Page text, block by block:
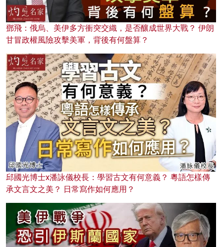
鄧飛：俄烏、美伊多方衝突交織，是否釀成世界大戰？ 伊朗
甘冒政權風險攻擊美軍，背後有何盤算？
邱國光博士x潘詠儀校長：學習古文有何意義？ 粵語怎樣傳
承文言文之美？ 日常寫作如何應用？